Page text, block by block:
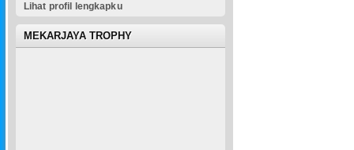
Lihat profil lengkapku
MEKARJAYA TROPHY